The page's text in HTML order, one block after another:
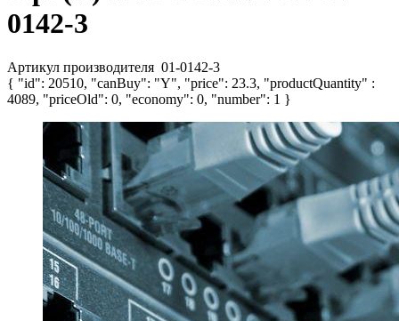
0142-3
Артикул производителя 01-0142-3
{ "id": 20510, "canBuy": "Y", "price": 23.3, "productQuantity" :
4089, "priceOld": 0, "economy": 0, "number": 1 }